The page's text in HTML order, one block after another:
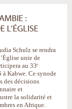
:
L’ÉGLISE
Schulz se rendra
unie de
au 33ᵉ
Kabwe. Ce synode
des décisions
et
la solidarité et
en Afrique.